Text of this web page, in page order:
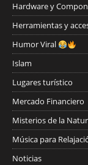
Hardware y
Herramientas y
Humor Viral
Islam
Lugares turístico
Mercado Financiero
Misterios de la
Música para
Noticias